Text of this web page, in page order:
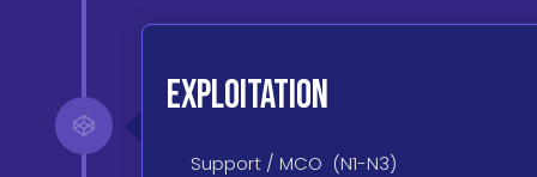
Exploitation
Support / MCO (N1-N3)